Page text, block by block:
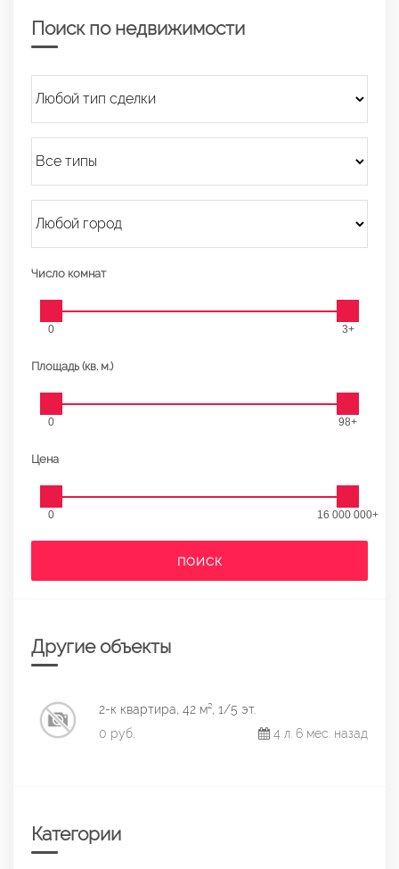
Поиск по недвижимости
Число комнат
0 3+
Площадь (кв. м.)
0 98+
Цена
0 16 000 000+
ПОИСК
Другие объекты
2-к квартира, 42 м², 1/5 эт.
0 руб.
4 л. 6 мес. назад
Категории